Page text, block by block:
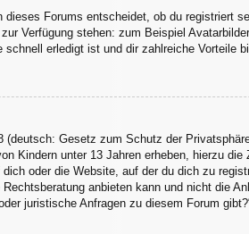
Forums entscheidet, ob du registriert
Verfügung stehen: zum Beispiel
schnell erledigt ist und dir zahlreiche Vorteile
Gesetz zum Schutz der
Kindern unter 13 Jahren erheben, hierzu
oder die Website, auf der du dich zu
anbieten kann und nicht die
juristische Anfragen zu diesem Forum